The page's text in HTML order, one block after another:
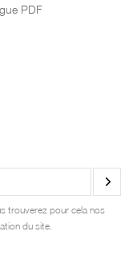
PDF
trouverez pour cela nos
du site.